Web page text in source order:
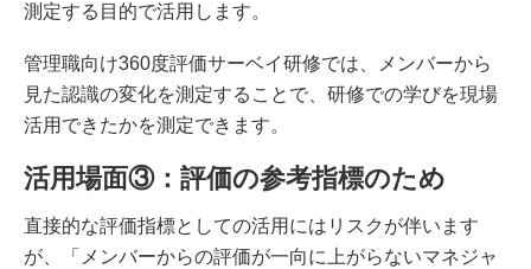
測定する目的で活用します。
管理職向け360度評価サーベイ研修では、メンバーから
見た認識の変化を測定することで、研修での学びを現場
活用できたかを測定できます。
活用場面③：評価の参考指標のため
直接的な評価指標としての活用にはリスクが伴います
が、「メンバーからの評価が一向に上がらないマネジャ